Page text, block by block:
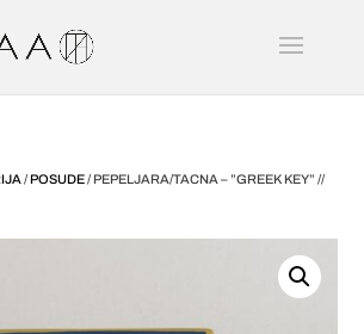
/POSUDE/ PEPELJARA/TACNA – ”GREEK KEY” //